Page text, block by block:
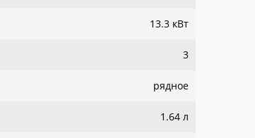
13.3 кВт
3
рядное
1.64 л